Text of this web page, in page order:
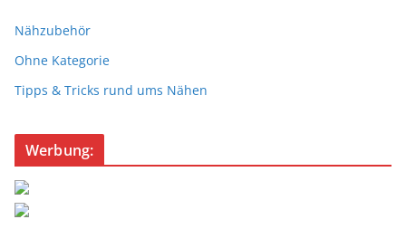
Nähzubehör
Ohne Kategorie
Tipps & Tricks rund ums Nähen
Werbung: